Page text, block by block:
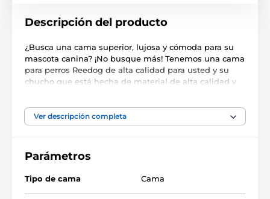
Descripción del producto
¿Busca una cama superior, lujosa y cómoda para su
mascota canina? ¡No busque más! Tenemos una cama
para perros Reedog de alta calidad para usted y su
chucho que está hecha de material de alta calidad y
la cama para perros está hecho de un tubo, por lo que
evita que se tumbe demasiado y su perro estará
cómodo y cómprele nuestra cama para perros
REEDOG.
Ver descripción completa
Parámetros
Tipo de cama Cama